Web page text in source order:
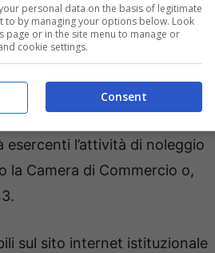
nel Ruolo Conducenti
i titoli obbligatori previsti
l’abilitazione
esercenti l’attività di noleggio
la Camera di Commercio o,
sul sito internet istituzionale
personal data on the basis of legitimate
to by managing your options below. Look
or in the site menu to manage or
cookie settings.
Consent